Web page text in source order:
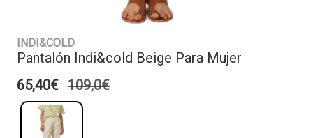
INDI&COLD
Pantalón Indi&cold Beige Para Mujer
65,40€ 109,0€